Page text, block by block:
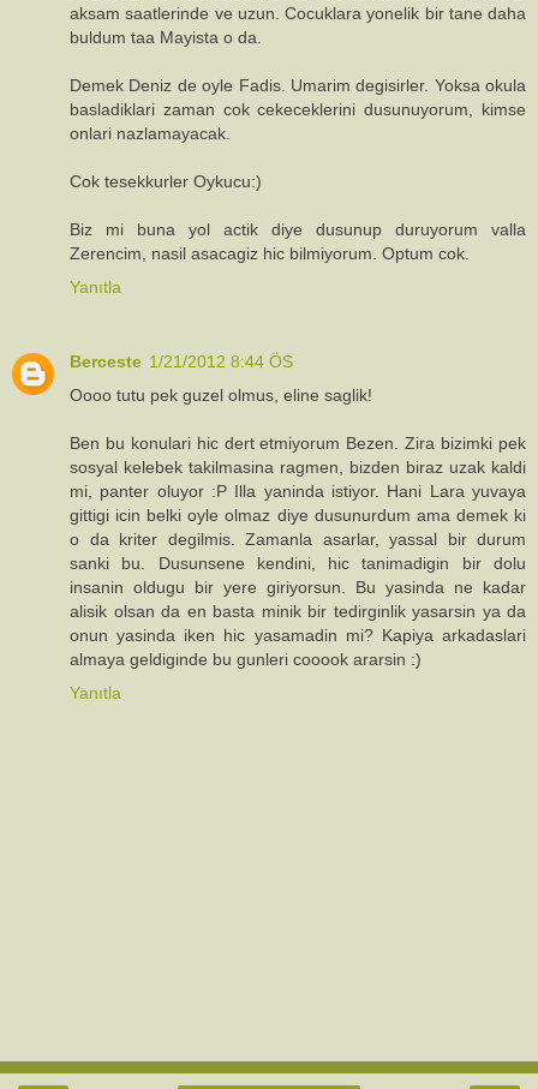
aksam saatlerinde ve uzun. Cocuklara yonelik bir tane daha
buldum taa Mayista o da.
Demek Deniz de oyle Fadis. Umarim degisirler. Yoksa okula
basladiklari zaman cok cekeceklerini dusunuyorum, kimse
onlari nazlamayacak.
Cok tesekkurler Oykucu:)
Biz mi buna yol actik diye dusunup duruyorum valla
Zerencim, nasil asacagiz hic bilmiyorum. Optum cok.
Yanıtla
Berceste 1/21/2012 8:44 ÖS
Oooo tutu pek guzel olmus, eline saglik!
Ben bu konulari hic dert etmiyorum Bezen. Zira bizimki pek
sosyal kelebek takilmasina ragmen, bizden biraz uzak kaldi
mi, panter oluyor :P Illa yaninda istiyor. Hani Lara yuvaya
gittigi icin belki oyle olmaz diye dusunurdum ama demek ki
o da kriter degilmis. Zamanla asarlar, yassal bir durum
sanki bu. Dusunsene kendini, hic tanimadigin bir dolu
insanin oldugu bir yere giriyorsun. Bu yasinda ne kadar
alisik olsan da en basta minik bir tedirginlik yasarsin ya da
onun yasinda iken hic yasamadin mi? Kapiya arkadaslari
almaya geldiginde bu gunleri cooook ararsin :)
Yanıtla